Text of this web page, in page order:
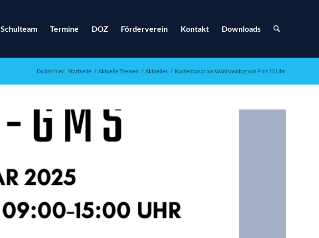
Schulteam Termine DOZ Förderverein Kontakt Downloads
Du bist hier: Startseite / Aktuelle Themen / Aktuelles / Kuchenbasar am Wahlsonntag von 9 bis 15 Uhr